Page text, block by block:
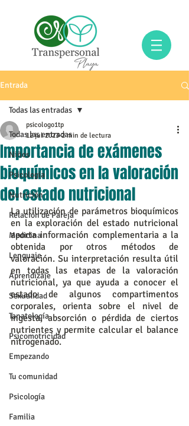
Entrada
Todas las entradas
Niños
Psicología
Nutrición
Relación de Pareja
Medicina
Lenguaje
Aprendizaje
Sexualidad
Tanatología
Psicomotricidad
Empezando
Tu comunidad
Psicología
Familia
Todas las entradas
Importancia de exámenes
bioquímicos en la valoración
del estado nutricional
psicologo1tp
12 jul 2023 2 min de lectura
La utilización de parámetros bioquímicos
en la exploración del estado nutricional
aporta información complementaria a la
obtenida por otros métodos de
valoración. Su interpretación resulta útil
en todas las etapas de la valoración
nutricional, ya que ayuda a conocer el
estado de algunos compartimentos
corporales, orienta sobre el nivel de
ingesta, absorción o pérdida de ciertos
nutrientes y permite calcular el balance
nitrogenado.